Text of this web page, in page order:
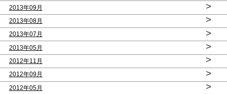
2013年09月 >
2013年08月 >
2013年07月 >
2013年05月 >
2012年11月 >
2012年09月 >
2012年05月 >